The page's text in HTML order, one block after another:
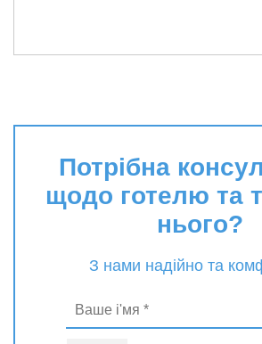
Потрібна
щодо готелю та
нього?
З нами надійно та